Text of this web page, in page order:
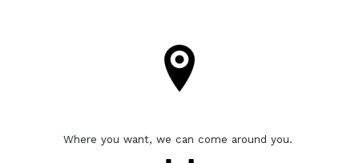
Where you want, we can come around you.